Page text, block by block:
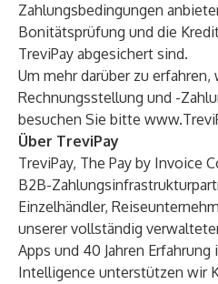
Zahlungsbedingungen
Bonitätsprüfung und die
TreviPay abgesichert sind.
Um mehr darüber zu erfahren,
Rechnungsstellung und -
besuchen Sie bitte
Über TreviPay
TreviPay, The Pay by Invoice
B2B-
Einzelhändler,
unserer vollständig
Apps und 40 Jahren
Intelligence unterstützen wir